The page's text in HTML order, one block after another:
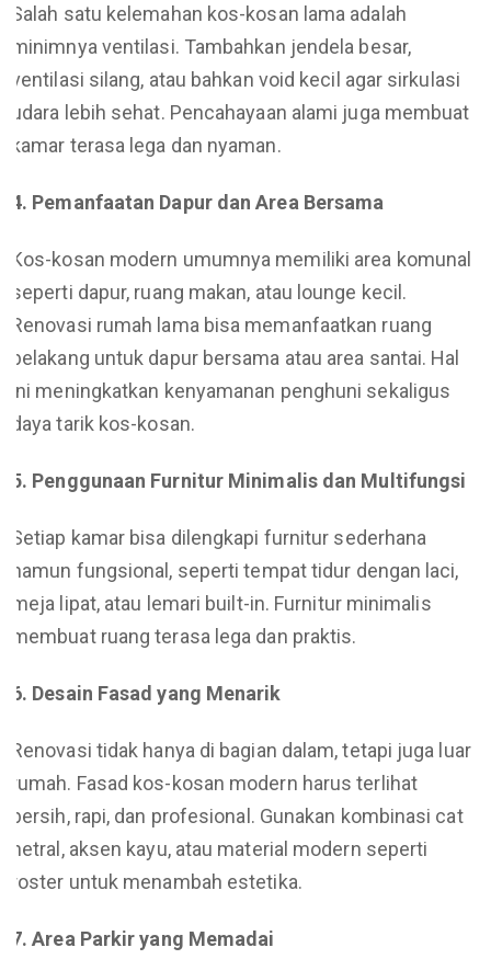
Salah satu kelemahan kos-kosan lama adalah
minimnya ventilasi. Tambahkan jendela besar,
ventilasi silang, atau bahkan void kecil agar sirkulasi
udara lebih sehat. Pencahayaan alami juga membuat
kamar terasa lega dan nyaman.
4. Pemanfaatan Dapur dan Area Bersama
Kos-kosan modern umumnya memiliki area komunal
seperti dapur, ruang makan, atau lounge kecil.
Renovasi rumah lama bisa memanfaatkan ruang
belakang untuk dapur bersama atau area santai. Hal
ini meningkatkan kenyamanan penghuni sekaligus
daya tarik kos-kosan.
5. Penggunaan Furnitur Minimalis dan Multifungsi
Setiap kamar bisa dilengkapi furnitur sederhana
namun fungsional, seperti tempat tidur dengan laci,
meja lipat, atau lemari built-in. Furnitur minimalis
membuat ruang terasa lega dan praktis.
6. Desain Fasad yang Menarik
Renovasi tidak hanya di bagian dalam, tetapi juga luar
rumah. Fasad kos-kosan modern harus terlihat
bersih, rapi, dan profesional. Gunakan kombinasi cat
netral, aksen kayu, atau material modern seperti
roster untuk menambah estetika.
7. Area Parkir yang Memadai